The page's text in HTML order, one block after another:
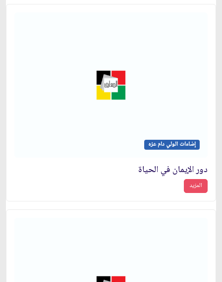
إضاءات الولي دام عزه
دور الإيمان في الحياة
المزيد